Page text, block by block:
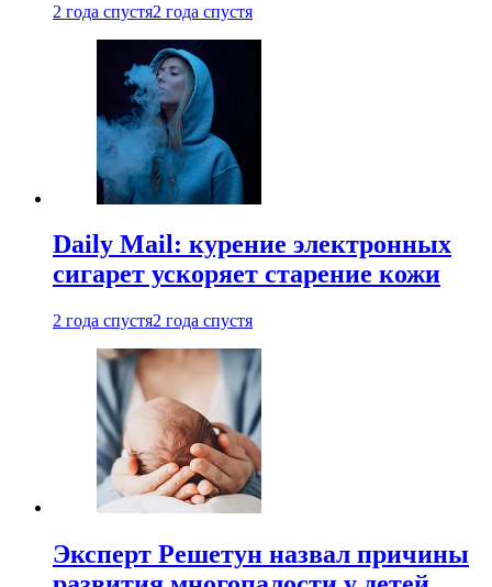
2 года спустя2 года спустя
Daily Mail: курение электронных
сигарет ускоряет старение кожи
2 года спустя2 года спустя
Эксперт Решетун назвал причины